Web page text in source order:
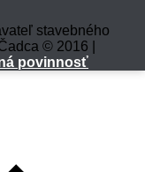
stavebného
© 2016 |
povinnosť